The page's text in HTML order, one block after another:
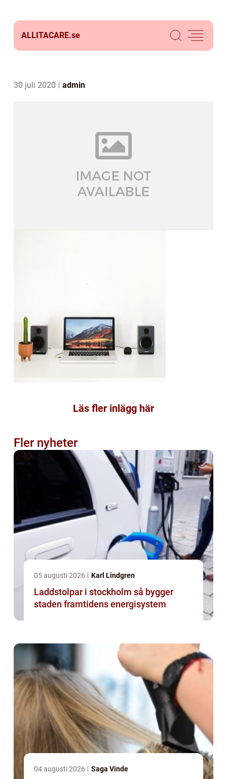
ALLITACARE.se
30 juli 2020 admin
Läs fler inlägg här
Fler nyheter
05 augusti 2026 Karl Lindgren
Laddstolpar i stockholm så bygger
staden framtidens energisystem
04 augusti 2026 Saga Vinde